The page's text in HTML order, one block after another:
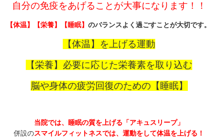
自分の免疫をあげることが大事になります！！
【体温】【栄養】【睡眠】のバランスよく過ごすことが大切です。
【体温】を上げる運動
【栄養】必要に応じた栄養素を取り込む
脳や身体の疲労回復のための【睡眠】
当院では、睡眠の質を上げる「アキュスリープ」
併設のスマイルフィットネスでは、運動をして体温を上げる！